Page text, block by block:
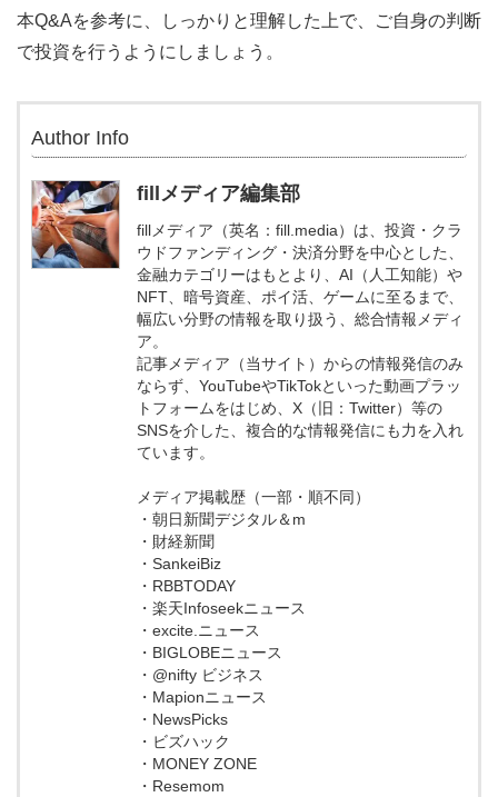
本Q&Aを参考に、しっかりと理解した上で、ご自身の判断
で投資を行うようにしましょう。
Author Info
fillメディア編集部
fillメディア（英名：fill.media）は、投資・クラ
ウドファンディング・決済分野を中心とした、
金融カテゴリーはもとより、AI（人工知能）や
NFT、暗号資産、ポイ活、ゲームに至るまで、
幅広い分野の情報を取り扱う、総合情報メディ
ア。
記事メディア（当サイト）からの情報発信のみ
ならず、YouTubeやTikTokといった動画プラッ
トフォームをはじめ、X（旧：Twitter）等の
SNSを介した、複合的な情報発信にも力を入れ
ています。
メディア掲載歴（一部・順不同）
・朝日新聞デジタル＆m
・財経新聞
・SankeiBiz
・RBBTODAY
・楽天Infoseekニュース
・excite.ニュース
・BIGLOBEニュース
・@nifty ビジネス
・Mapionニュース
・NewsPicks
・ビズハック
・MONEY ZONE
・Resemom